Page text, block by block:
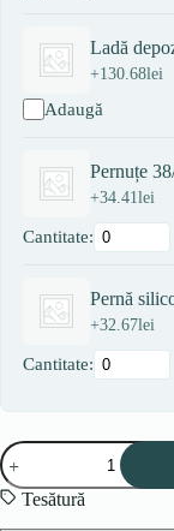
Ladă
+130.68lei
Adaugă
Pernuțe
+34.41lei
Cantitate:
Pernă
+32.67lei
Cantitate:
Cantitate
LILI
2
Tesătură